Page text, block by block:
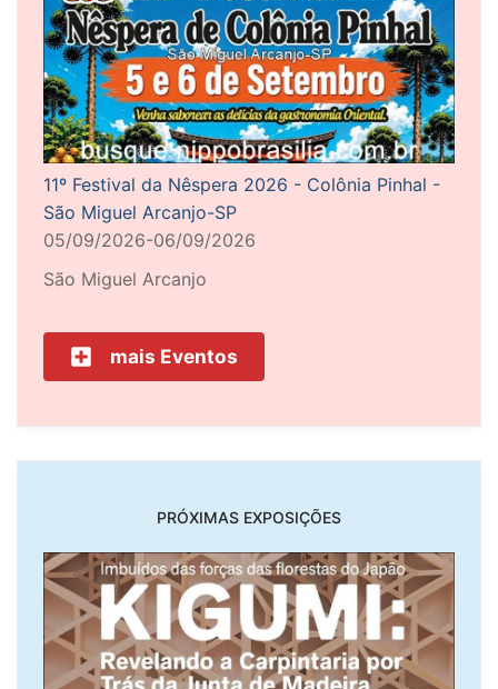
11º Festival da Nêspera 2026 - Colônia Pinhal -
São Miguel Arcanjo-SP
05/09/2026-06/09/2026
São Miguel Arcanjo
mais Eventos
PRÓXIMAS EXPOSIÇÕES